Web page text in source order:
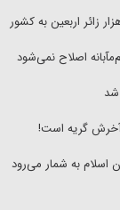
اصلاح نمی‌شود
شد
گریه است!
به شمار می‌رود